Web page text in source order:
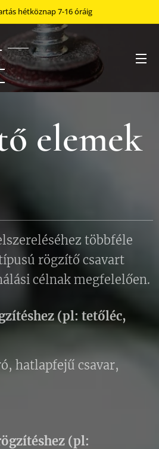
hétköznap 7-16 óráig
elemek
többféle
rögzítő csavart
célnak megfelelően.
(pl: tetőléc,
hatlapfejű csavar,
(pl: